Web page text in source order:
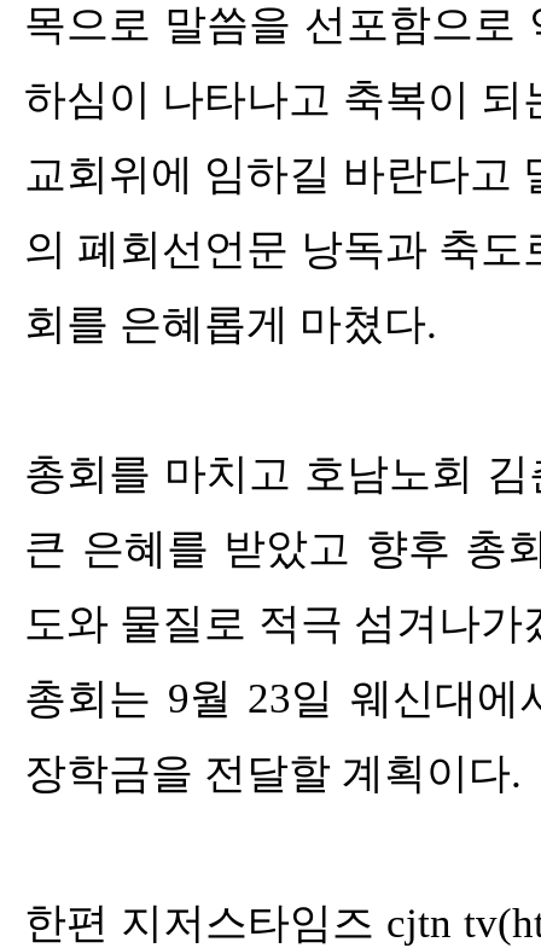
목으로 말씀을 선포함으로
하심이 나타나고 축복이
교회위에 임하길 바란다고
의 폐회선언문 낭독과 축
회를 은혜롭게 마쳤다.
총회를 마치고 호남노회
큰 은혜를 받았고 향후 총
도와 물질로 적극 섬겨나
총회는 9월 23일 웨신대에
장학금을 전달할 계획이다.
한편 지저스타임즈 cjtn